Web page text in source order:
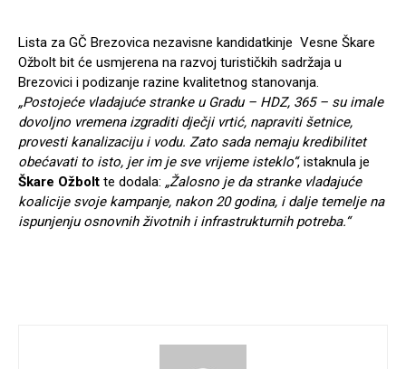
Lista za GČ Brezovica nezavisne kandidatkinje Vesne Škare
Ožbolt bit će usmjerena na razvoj turističkih sadržaja u
Brezovici i podizanje razine kvalitetnog stanovanja.
„Postojeće vladajuće stranke u Gradu – HDZ, 365 – su imale
dovoljno vremena izgraditi dječji vrtić, napraviti šetnice,
provesti kanalizaciju i vodu. Zato sada nemaju kredibilitet
obećavati to isto, jer im je sve vrijeme isteklo“, istaknula je
Škare Ožbolt te dodala: „Žalosno je da stranke vladajuće
koalicije svoje kampanje, nakon 20 godina, i dalje temelje na
ispunjenju osnovnih životnih i infrastrukturnih potreba.“